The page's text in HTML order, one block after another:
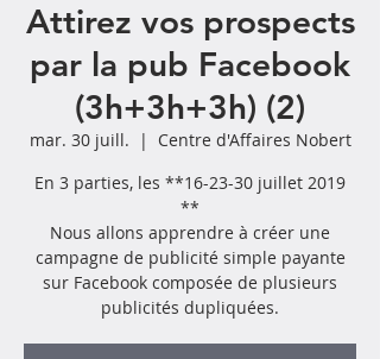
Attirez vos prospects
par la pub Facebook
(3h+3h+3h) (2)
mar. 30 juill.
  |
Centre d'Affaires Nobert
En 3 parties, les **16-23-30 juillet 2019
**
Nous allons apprendre à créer une
campagne de publicité simple payante
sur Facebook composée de plusieurs
publicités dupliquées.